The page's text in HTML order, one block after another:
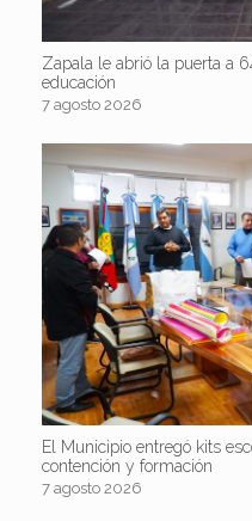
Zapala le abrió la puerta a
educación
7 agosto 2026
El Municipio entregó kits
contención y formación
7 agosto 2026